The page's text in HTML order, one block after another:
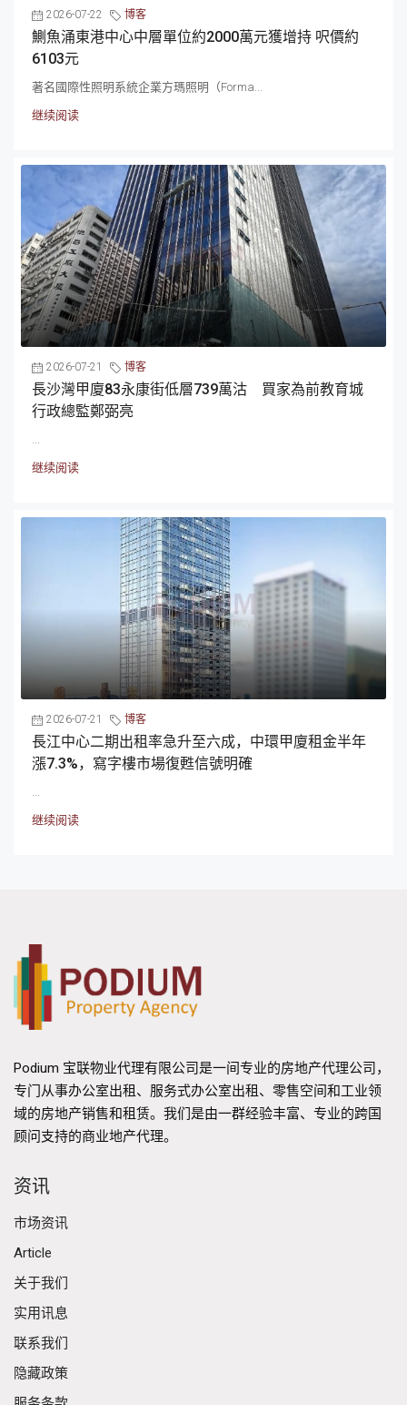
2026-07-22 博客
鰂魚涌東港中心中層單位約2000萬元獲增持 呎價約
6103元
著名國際性照明系統企業方瑪照明（Forma...
继续阅读
2026-07-21 博客
長沙灣甲廈83永康街低層739萬沽 買家為前教育城
行政總監鄭弼亮
...
继续阅读
2026-07-21 博客
長江中心二期出租率急升至六成，中環甲廈租金半年
漲7.3%，寫字樓市場復甦信號明確
...
继续阅读
Podium 宝联物业代理有限公司是一间专业的房地产代理公司，
专门从事办公室出租、服务式办公室出租、零售空间和工业领
域的房地产销售和租赁。我们是由一群经验丰富、专业的跨国
顾问支持的商业地产代理。
资讯
市场资讯
Article
关于我们
实用讯息
联系我们
隐藏政策